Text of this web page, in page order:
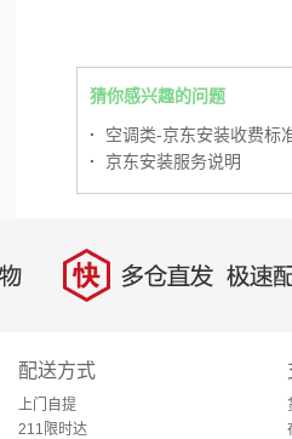
猜你感兴趣的问题
·
空调类-京东安装收费标
·
京东安装服务说明
快 多仓直发，极速配
配送方式
上门自提
211限时达